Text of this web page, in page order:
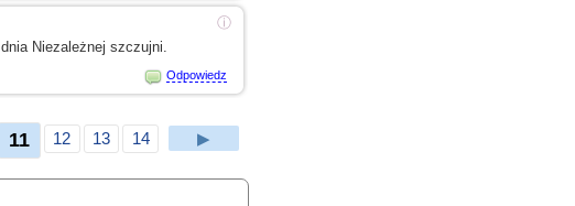
ⓘ
dnia Niezależnej szczujni.
Odpowiedz
11 12 13 14 ▶